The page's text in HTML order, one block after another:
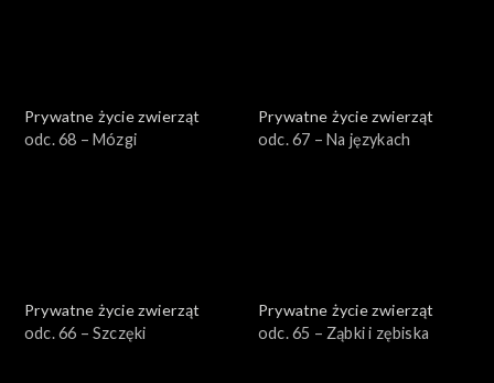
Prywatne życie zwierząt
odc. 68 – Mózgi
Prywatne życie zwierząt
odc. 67 – Na językach
Prywatne życie zwierząt
odc. 66 – Szczęki
Prywatne życie zwierząt
odc. 65 – Ząbki i zębiska